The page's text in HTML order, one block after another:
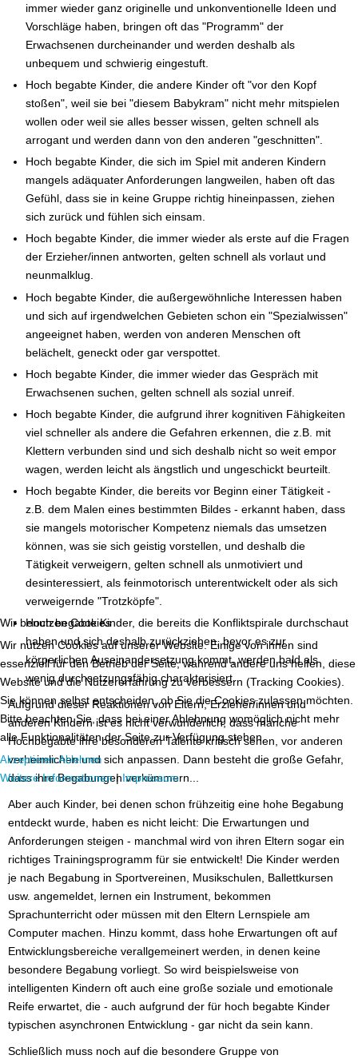
immer wieder ganz originelle und unkonventionelle Ideen und
Vorschläge haben, bringen oft das "Programm" der
Erwachsenen durcheinander und werden deshalb als
unbequem und schwierig eingestuft.
Hoch begabte Kinder, die andere Kinder oft "vor den Kopf
stoßen", weil sie bei "diesem Babykram" nicht mehr mitspielen
wollen oder weil sie alles besser wissen, gelten schnell als
arrogant und werden dann von den anderen "geschnitten".
Hoch begabte Kinder, die sich im Spiel mit anderen Kindern
mangels adäquater Anforderungen langweilen, haben oft das
Gefühl, dass sie in keine Gruppe richtig hineinpassen, ziehen
sich zurück und fühlen sich einsam.
Hoch begabte Kinder, die immer wieder als erste auf die Fragen
der Erzieher/innen antworten, gelten schnell als vorlaut und
neunmalklug.
Hoch begabte Kinder, die außergewöhnliche Interessen haben
und sich auf irgendwelchen Gebieten schon ein "Spezialwissen"
angeeignet haben, werden von anderen Menschen oft
belächelt, geneckt oder gar verspottet.
Hoch begabte Kinder, die immer wieder das Gespräch mit
Erwachsenen suchen, gelten schnell als sozial unreif.
Hoch begabte Kinder, die aufgrund ihrer kognitiven Fähigkeiten
viel schneller als andere die Gefahren erkennen, die z.B. mit
Klettern verbunden sind und sich deshalb nicht so weit empor
wagen, werden leicht als ängstlich und ungeschickt beurteilt.
Hoch begabte Kinder, die bereits vor Beginn einer Tätigkeit -
z.B. dem Malen eines bestimmten Bildes - erkannt haben, dass
sie mangels motorischer Kompetenz niemals das umsetzen
können, was sie sich geistig vorstellen, und deshalb die
Tätigkeit verweigern, gelten schnell als unmotiviert und
desinteressiert, als feinmotorisch unterentwickelt oder als sich
verweigernde "Trotzköpfe".
Hoch begabte Kinder, die bereits die Konfliktspirale durchschaut
haben und sich deshalb zurückziehen, bevor es zur
körperlichen Auseinandersetzung kommt, werden bald als
wenig durchsetzungsfähig charakterisiert.
Aufgrund dieser Reaktionen von Eltern, Erzieher/innen und
anderen Kindern ist es nicht verwunderlich, dass manche
Hochbegabte ihre besonderen Talente kritisch sehen, vor anderen
verheimlichen und sich anpassen. Dann besteht die große Gefahr,
dass ihre Begabungen verkümmern...
Aber auch Kinder, bei denen schon frühzeitig eine hohe Begabung
entdeckt wurde, haben es nicht leicht: Die Erwartungen und
Anforderungen steigen - manchmal wird von ihren Eltern sogar ein
richtiges Trainingsprogramm für sie entwickelt! Die Kinder werden
je nach Begabung in Sportvereinen, Musikschulen, Ballettkursen
usw. angemeldet, lernen ein Instrument, bekommen
Sprachunterricht oder müssen mit den Eltern Lernspiele am
Computer machen. Hinzu kommt, dass hohe Erwartungen oft auf
Entwicklungsbereiche verallgemeinert werden, in denen keine
besondere Begabung vorliegt. So wird beispielsweise von
intelligenten Kindern oft auch eine große soziale und emotionale
Reife erwartet, die - auch aufgrund der für hoch begabte Kinder
typischen asynchronen Entwicklung - gar nicht da sein kann.
Schließlich muss noch auf die besondere Gruppe von
Wir benutzen Cookies
Wir nutzen Cookies auf unserer Website. Einige von ihnen sind
essenziell für den Betrieb der Seite, während andere uns helfen, diese
Website und die Nutzererfahrung zu verbessern (Tracking Cookies).
Sie können selbst entscheiden, ob Sie die Cookies zulassen möchten.
Bitte beachten Sie, dass bei einer Ablehnung womöglich nicht mehr
alle Funktionalitäten der Seite zur Verfügung stehen.
Akzeptieren Ablehnen
Weitere Informationen|Impressum